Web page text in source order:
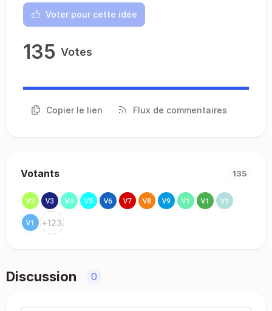
Voter pour cette idée
135 Votes
Copier le lien Flux de commentaires
Votants 135
+123
Discussion 0